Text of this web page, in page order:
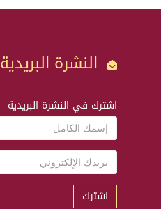
النشرة البريدية
اشترك في النشرة البريدية
اشترك